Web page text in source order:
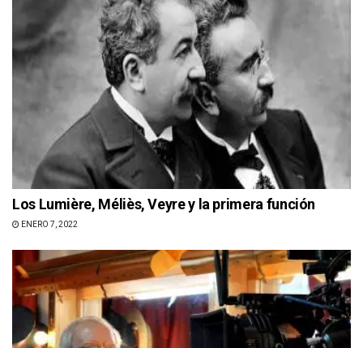
Los Lumière, Méliès, Veyre y la primera función
ENERO 7, 2022